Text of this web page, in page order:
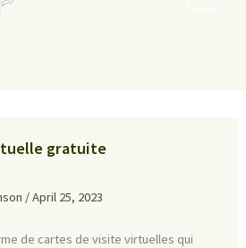
gratuite
/April 25, 2023
de cartes de visite virtuelles qui